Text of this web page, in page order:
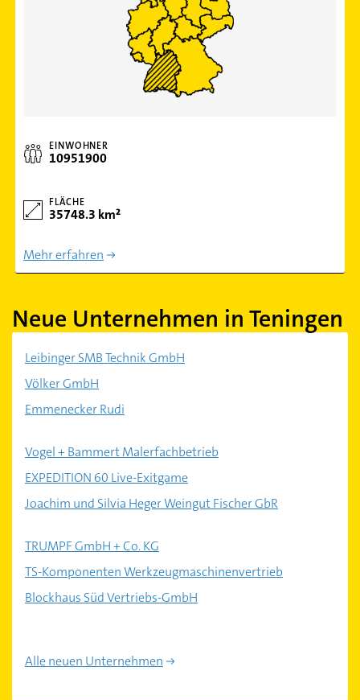
EINWOHNER
10951900
FLÄCHE
35748.3 km²
Mehr erfahren
Neue Unternehmen in Teningen
Leibinger SMB Technik GmbH
Völker GmbH
Emmenecker Rudi
Vogel + Bammert Malerfachbetrieb
EXPEDITION 60 Live-Exitgame
Joachim und Silvia Heger Weingut Fischer GbR
TRUMPF GmbH + Co. KG
TS-Komponenten Werkzeugmaschinenvertrieb
Blockhaus Süd Vertriebs-GmbH
Alle neuen Unternehmen